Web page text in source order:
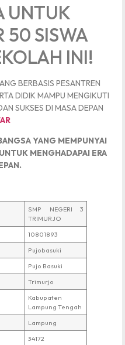
UNTUK
50 SISWA
INI!
BERBASIS PESANTREN
DIDIK MAMPU MENGIKUTI
SUKSES DI MASA DEPAN
YANG MEMPUNYAI
MENGHADAPAI ERA
SMP NEGERI 3
TRIMURJO
10801893
Pujobasuki
Pujo Basuki
Trimurjo
Kabupaten
Lampung Tengah
Lampung
34172